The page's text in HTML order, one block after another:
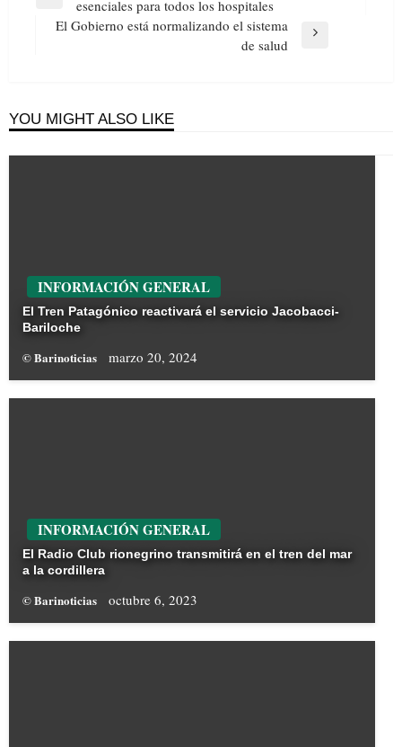
entradas
Previous
Post
esenciales para todos los hospitales
El Gobierno está normalizando el sistema
de salud
YOU MIGHT ALSO LIKE
INFORMACIÓN GENERAL
El Tren Patagónico reactivará el servicio Jacobacci-
Bariloche
© Barinoticias marzo 20, 2024
INFORMACIÓN GENERAL
El Radio Club rionegrino transmitirá en el tren del mar
a la cordillera
© Barinoticias octubre 6, 2023